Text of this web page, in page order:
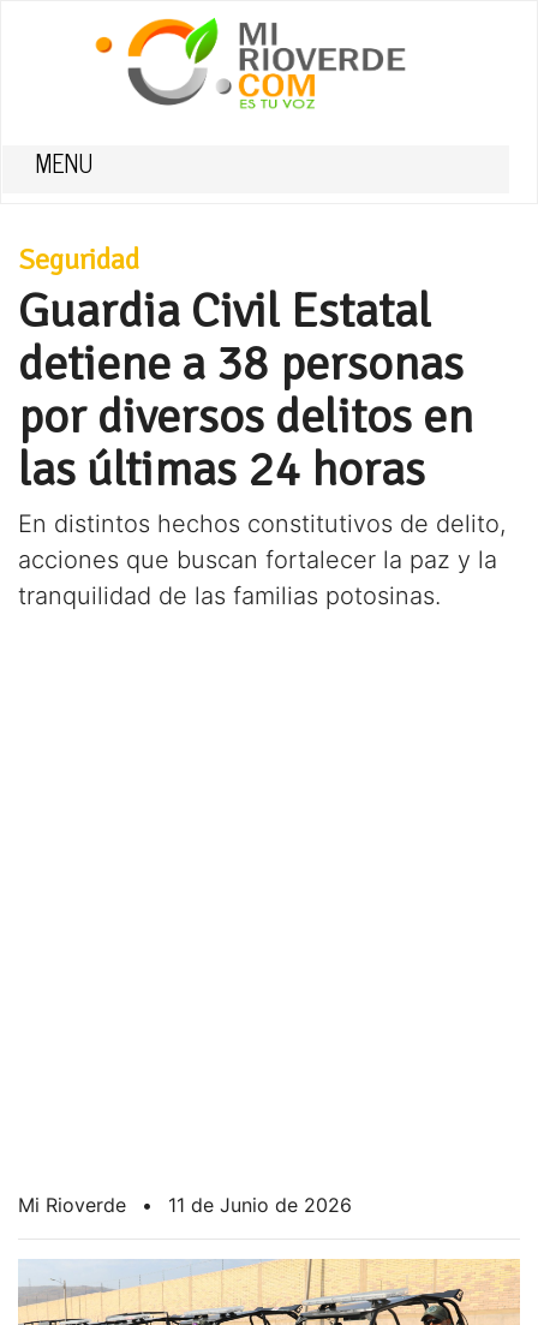
MENU
Seguridad
Guardia Civil Estatal
detiene a 38 personas
por diversos delitos en
las últimas 24 horas
En distintos hechos constitutivos de delito,
acciones que buscan fortalecer la paz y la
tranquilidad de las familias potosinas.
Mi Rioverde • 11 de Junio de 2026